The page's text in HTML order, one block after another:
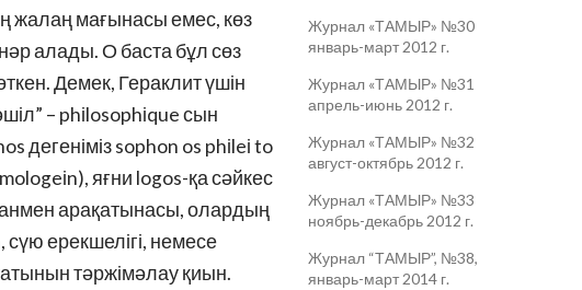
жалаң мағынасы емес, көз
нәр алады. О баста бұл сөз
Демек, Гераклит үшін
– phіlosophіque сын
дегеніміз sophon os phіleі to
яғни logos-қа сәйкес
жанмен арақатынасы, олардың
сүю ерекшелігі, немесе
тәржімәлау қиын.
Журнал «ТАМЫР» №30
январь-март 2012 г.
Журнал «ТАМЫР» №31
апрель-июнь 2012 г.
Журнал «ТАМЫР» №32
август-октябрь 2012 г.
Журнал «ТАМЫР» №33
ноябрь-декабрь 2012 г.
Журнал “ТАМЫР”, №38,
январь-март 2014 г.